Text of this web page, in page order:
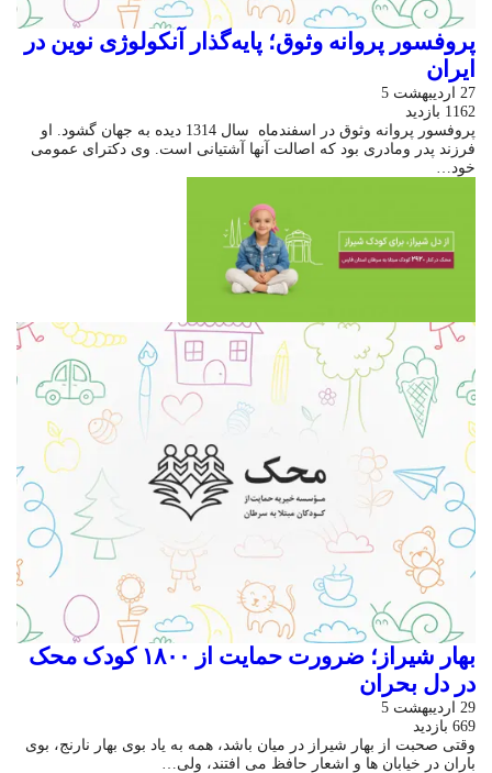
پروفسور پروانه وثوق؛ پایه‌گذار آنکولوژی نوین در
ایران
27 اردیبهشت 5
1162 بازدید
پروفسور پروانه وثوق در اسفندماه سال 1314 دیده به جهان گشود. او
فرزند پدر ومادری بود که اصالت آنها آشتیانی است. وی دکترای عمومی
خود…
بهار شیراز؛ ضرورت حمایت از ۱۸۰۰ کودک محک
در دل بحران
29 اردیبهشت 5
669 بازدید
وقتی صحبت از بهار شیراز در میان باشد، همه به یاد بوی بهار نارنج، بوی
باران در خیابان ها و اشعار حافظ می افتند، ولی…